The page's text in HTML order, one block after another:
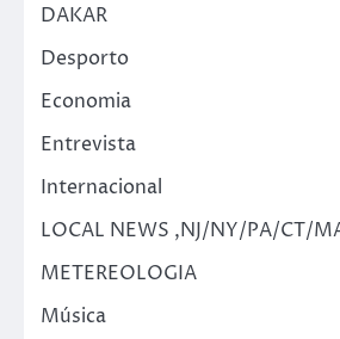
DAKAR
Desporto
Economia
Entrevista
Internacional
LOCAL NEWS ,NJ/NY/PA/CT/
METEREOLOGIA
Música